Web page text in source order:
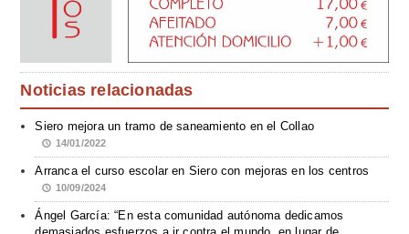
Noticias relacionadas
Siero mejora un tramo de saneamiento en el Collao
14/01/2022
Arranca el curso escolar en Siero con mejoras en los centros
10/09/2024
Ángel García: “En esta comunidad autónoma dedicamos